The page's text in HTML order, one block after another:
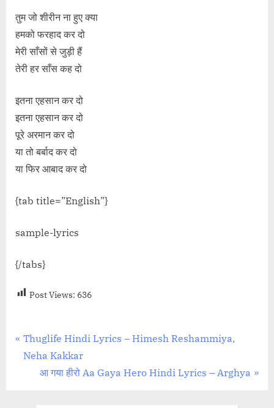
तुम जो शीरीन ना हुए क्या
हमको फरहाद कर दो
मेरी साँसों से जुड़ी हैं
तेरी हर साँस कह दो
इतना एहसान कर दो
इतना एहसान कर दो
पूरे अरमान कर दो
या तो बर्बाद कर दो
या फिर आबाद कर दो
{tab title=”English”}
sample-lyrics
{/tabs}
Post Views: 636
Post
navigation
P
r
Thuglife Hindi Lyrics – Himesh Reshammiya,
Neha Kakkar
N
आ गया हीरो Aa Gaya Hero Hindi Lyrics – Arghya